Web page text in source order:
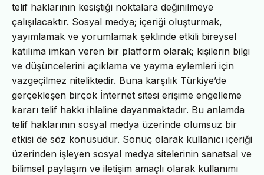
telif haklarının kesiştiği noktalara değinilmeye
çalışılacaktır. Sosyal medya; içeriği oluşturmak,
yayımlamak ve yorumlamak şeklinde etkili bireysel
katılıma imkan veren bir platform olarak; kişilerin bilgi
ve düşüncelerini açıklama ve yayma eylemleri için
vazgeçilmez niteliktedir. Buna karşılık Türkiye’de
gerçekleşen birçok İnternet sitesi erişime engelleme
kararı telif hakkı ihlaline dayanmaktadır. Bu anlamda
telif haklarının sosyal medya üzerinde olumsuz bir
etkisi de söz konusudur. Sonuç olarak kullanıcı içeriği
üzerinden işleyen sosyal medya sitelerinin sanatsal ve
bilimsel paylaşım ve iletişim amaçlı olarak kullanımı